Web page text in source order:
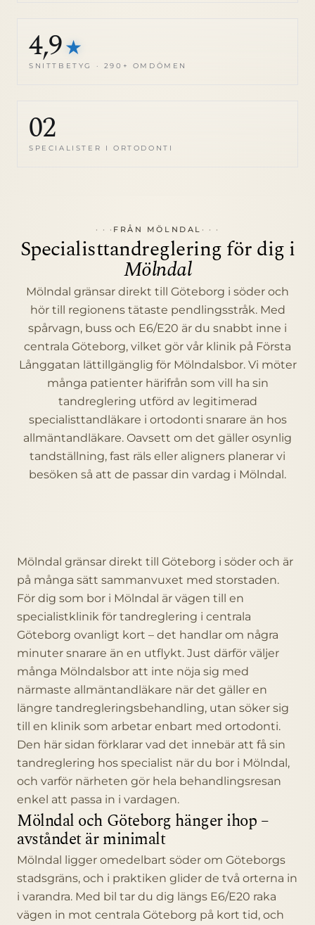
4,9★
SNITTBETYG · 290+ OMDÖMEN
02
SPECIALISTER I ORTODONTI
FRÅN MÖLNDAL
Specialisttandreglering för dig i
Mölndal
Mölndal gränsar direkt till Göteborg i söder och
hör till regionens tätaste pendlingsstråk. Med
spårvagn, buss och E6/E20 är du snabbt inne i
centrala Göteborg, vilket gör vår klinik på Första
Långgatan lättillgänglig för Mölndalsbor. Vi möter
många patienter härifrån som vill ha sin
tandreglering utförd av legitimerad
specialisttandläkare i ortodonti snarare än hos
allmäntandläkare. Oavsett om det gäller osynlig
tandställning, fast räls eller aligners planerar vi
besöken så att de passar din vardag i Mölndal.
Mölndal gränsar direkt till Göteborg i söder och är
på många sätt sammanvuxet med storstaden.
För dig som bor i Mölndal är vägen till en
specialistklinik för tandreglering i centrala
Göteborg ovanligt kort – det handlar om några
minuter snarare än en utflykt. Just därför väljer
många Mölndalsbor att inte nöja sig med
närmaste allmäntandläkare när det gäller en
längre tandregleringsbehandling, utan söker sig
till en klinik som arbetar enbart med ortodonti.
Den här sidan förklarar vad det innebär att få sin
tandreglering hos specialist när du bor i Mölndal,
och varför närheten gör hela behandlingsresan
enkel att passa in i vardagen.
Mölndal och Göteborg hänger ihop –
avståndet är minimalt
Mölndal ligger omedelbart söder om Göteborgs
stadsgräns, och i praktiken glider de två orterna in
i varandra. Med bil tar du dig längs E6/E20 raka
vägen in mot centrala Göteborg på kort tid, och